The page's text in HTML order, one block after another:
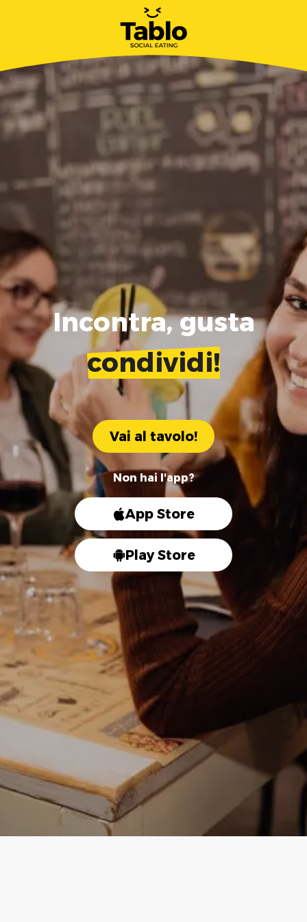
Incontra, gusta
condividi!
Vai al tavolo!
Non hai l'app?
App Store
Play Store